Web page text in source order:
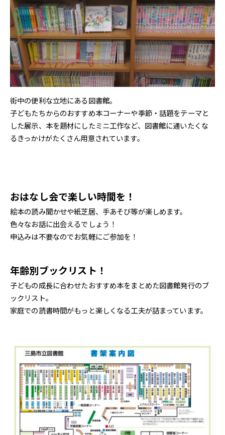
街中の便利な立地にある図書館。
子どもたちからのおすすめ本コーナーや季節・話題をテーマと
した展示、本を題材にしたミニ工作など、図書館に通いたくな
るきっかけがたくさん用意されています。
おはなし会で楽しい時間を！
絵本の読み聞かせや紙芝居、手あそび等が楽しめます。
色々なお話に出会えるでしょう！
申込みは不要なのでお気軽にご参加を！
年齢別ブックリスト！
子どもの成長に合わせたおすすめ本をまとめた図書館発行のブ
ックリスト。
家庭での読書時間がもっと楽しくなる工夫が詰まっています。